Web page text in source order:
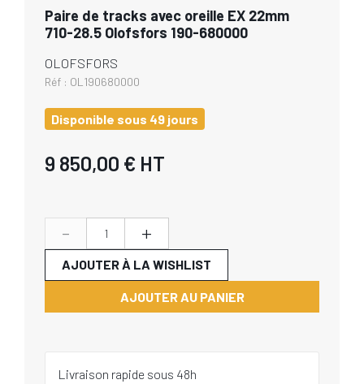
Paire de tracks avec oreille EX 22mm
710-28.5 Olofsfors 190-680000
OLOFSFORS
Réf : OL190680000
Disponible sous 49 jours
9 850,00 € HT
- +
AJOUTER AU PANIER
AJOUTER À LA WISHLIST
Livraison rapide sous 48h